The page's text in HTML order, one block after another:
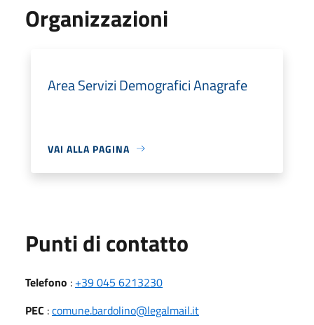
Organizzazioni
Area Servizi Demografici Anagrafe
VAI ALLA PAGINA
Punti di contatto
Telefono : +39 045 6213230
PEC :comune.bardolino@legalmail.it